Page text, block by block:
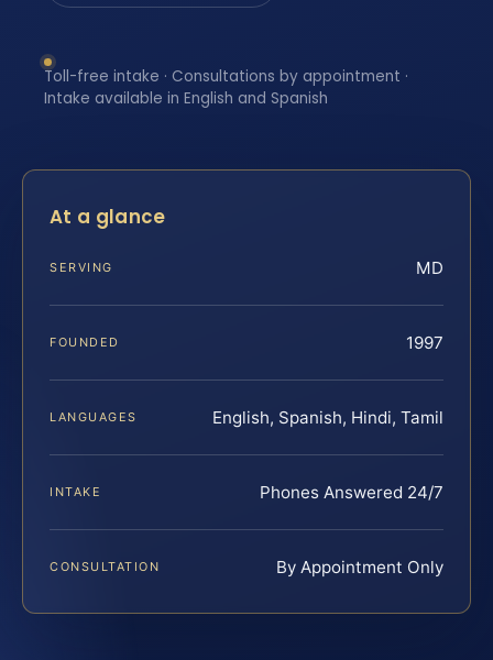
Toll-free intake · Consultations by appointment ·
Intake available in English and Spanish
At a glance
SERVING MD
FOUNDED 1997
LANGUAGES English, Spanish, Hindi, Tamil
INTAKE Phones Answered 24/7
CONSULTATION By Appointment Only